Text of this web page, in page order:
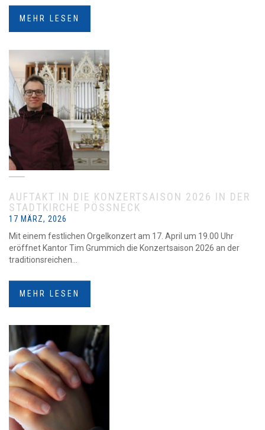
MEHR LESEN
AUFTAKT IN DIE KONZERTSAISON 2026 IN DER
STADTKIRCHE PÖSSNECK
17 MÄRZ, 2026
Mit einem festlichen Orgelkonzert am 17. April um 19.00 Uhr
eröffnet Kantor Tim Grummich die Konzertsaison 2026 an der
traditionsreichen...
MEHR LESEN